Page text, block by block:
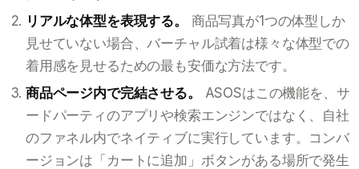
リアルな体型を表現する。
商品写真が1つの体型しか
見せていない場合、バーチャル試着は様々な体型での
着用感を見せるための最も安価な方法です。
商品ページ内で完結させる。
ASOSはこの機能を、サ
ードパーティのアプリや検索エンジンではなく、自社
のファネル内でネイティブに実行しています。コンバ
ージョンは「カートに追加」ボタンがある場所で発生